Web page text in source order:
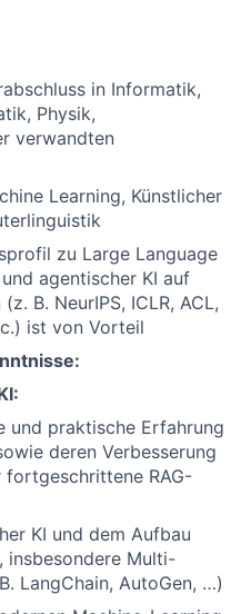
in Informatik,
Physik,
verwandten
Learning, Künstlicher
zu Large Language
agentischer KI auf
B. NeurIPS, ICLR, ACL,
ist von Vorteil
und praktische Erfahrung
deren Verbesserung
fortgeschrittene RAG-
KI und dem Aufbau
insbesondere Multi-
LangChain, AutoGen, …)